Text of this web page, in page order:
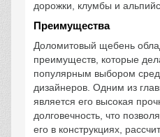
дорожки, клумбы и
Преимущества
Доломитовый щебень
преимуществ, которые
популярным выбором
дизайнеров. Одним из
является его высокая
долговечность, что
его в конструкциях,